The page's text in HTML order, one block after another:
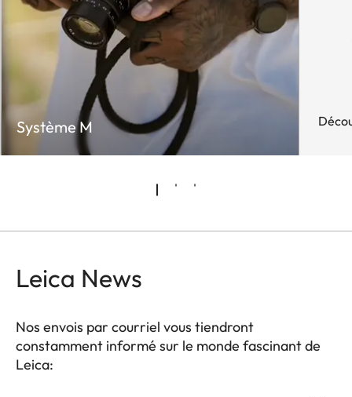
Système M
Leica News
Nos envois par courriel vous tiendront
constamment informé sur le monde fascinant de
Leica: